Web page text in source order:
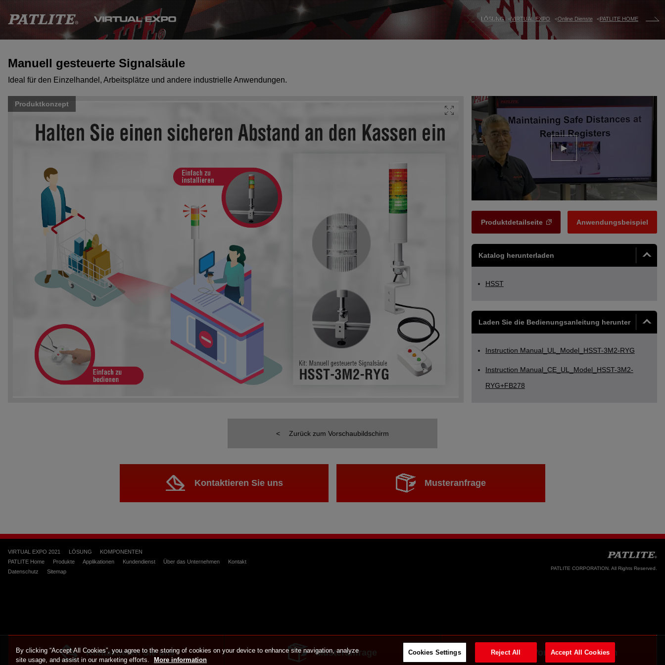
PATLITE HOME
Online Dienste
VIRTUAL EXPO
LÖSUNG
Manuell gesteuerte Signalsäule
Ideal für den Einzelhandel, Arbeitsplätze und andere industrielle Anwendungen.
Produktkonzept
Produktdetailseite Anwendungsbeispiel
Katalog herunterladen
HSST
Laden Sie die Bedienungsanleitung herunter
Instruction Manual_UL_Model_HSST-3M2-RYG
Instruction Manual_CE_UL_Model_HSST-3M2-
RYG+FB278
Zurück zum Vorschaubildschirm
Kontaktieren Sie uns Musteranfrage
Kontaktieren Sie uns Musteranfrage Zurück zum Vorschaubildschirm
VIRTUAL EXPO 2021 LÖSUNG
KOMPONENTEN
PATLITE Home
Produkte Applikationen Kundendienst Über das Unternehmen
Kontakt
Datenschutz
Sitemap
PATLITE CORPORATION. All Rights Reserved.
By clicking “Accept All Cookies”, you agree to the storing of cookies on your device to enhance site navigation, analyze
site usage, and assist in our marketing efforts.
More information
Cookies Settings Reject All Accept All Cookies